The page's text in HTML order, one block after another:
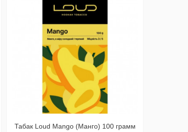
Табак Loud Mango (Манго) 100 грамм